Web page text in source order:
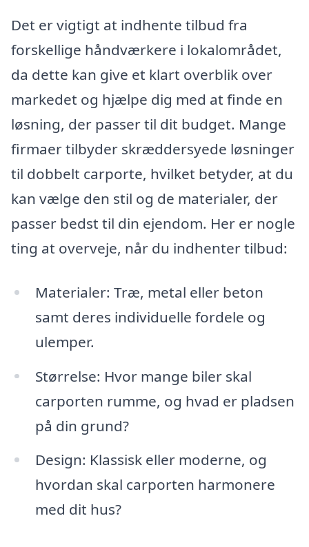
Det er vigtigt at indhente tilbud fra
forskellige håndværkere i lokalområdet,
da dette kan give et klart overblik over
markedet og hjælpe dig med at finde en
løsning, der passer til dit budget. Mange
firmaer tilbyder skræddersyede løsninger
til dobbelt carporte, hvilket betyder, at du
kan vælge den stil og de materialer, der
passer bedst til din ejendom. Her er nogle
ting at overveje, når du indhenter tilbud:
Materialer: Træ, metal eller beton
samt deres individuelle fordele og
ulemper.
Størrelse: Hvor mange biler skal
carporten rumme, og hvad er pladsen
på din grund?
Design: Klassisk eller moderne, og
hvordan skal carporten harmonere
med dit hus?